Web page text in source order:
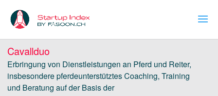
Cavallduo
Erbringung von Dienstleistungen an Pferd und Reiter,
insbesondere pferdeunterstütztes Coaching, Training
und Beratung auf der Basis der